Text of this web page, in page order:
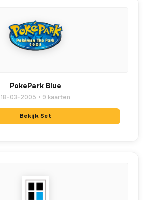
PokePark Blue
18-03-2005 • 9 kaarten
Bekijk Set